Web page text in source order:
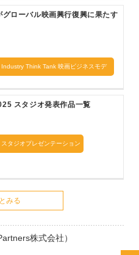
グローバル映画興行復興に果たす
Think Tank 映画ビジネスモデ
スタジオ発表作品一覧
タジオプレゼンテーション
みる
株式会社）